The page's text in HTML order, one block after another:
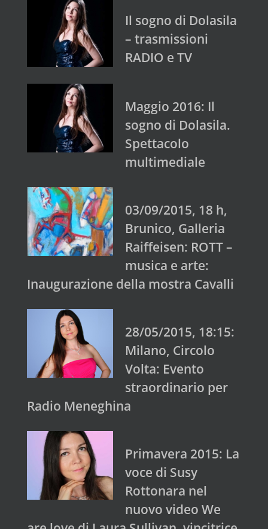
Il sogno di Dolasila
– trasmissioni
RADIO e TV
Maggio 2016: Il
sogno di Dolasila.
Spettacolo
multimediale
03/09/2015, 18 h,
Brunico, Galleria
Raiffeisen: ROTT –
musica e arte:
Inaugurazione della mostra Cavalli
28/05/2015, 18:15:
Milano, Circolo
Volta: Evento
straordinario per
Radio Meneghina
Primavera 2015: La
voce di Susy
Rottonara nel
nuovo video We